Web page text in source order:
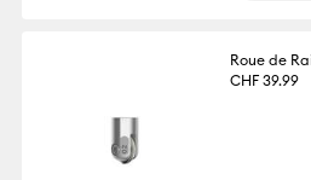
Roue de
CHF 39.99